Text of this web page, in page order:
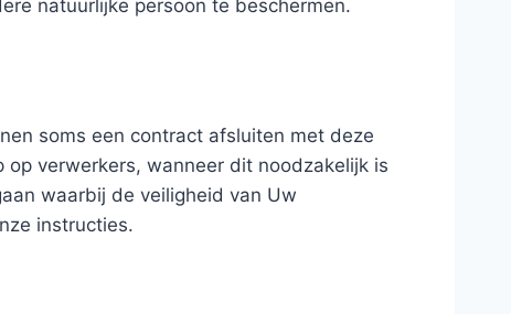
natuurlijke persoon te beschermen.
soms een contract afsluiten met deze
verwerkers, wanneer dit noodzakelijk is
waarbij de veiligheid van Uw
instructies.